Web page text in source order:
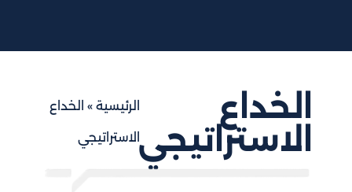
الخداع
الاستراتيجي
الرئيسية» الخداع
الاستراتيجي